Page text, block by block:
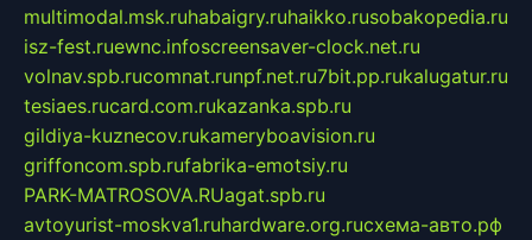
multimodal.msk.ruhabaigry.ruhaikko.rusobakopedia.ru
isz-fest.ruewnc.infoscreensaver-clock.net.ru
volnav.spb.rucomnat.runpf.net.ru7bit.pp.rukalugatur.ru
tesiaes.rucard.com.rukazanka.spb.ru
gildiya-kuznecov.rukameryboavision.ru
griffoncom.spb.rufabrika-emotsiy.ru
PARK-MATROSOVA.RUagat.spb.ru
avtoyurist-moskva1.ruhardware.org.ruсхема-авто.рф